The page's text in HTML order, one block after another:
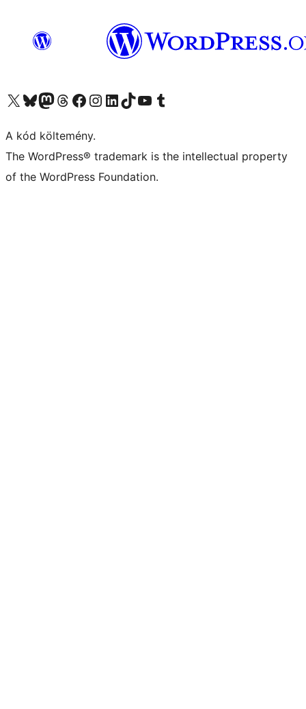
Visit our X (formerly Twitter) account
Visit our Bluesky account
Twitter csatornánk
Visit our Threads account
Facebook oldalunk megtekintése
Visit our Instagram account
Visit our LinkedIn account
Visit our TikTok account
Visit our YouTube channel
Visit our Tumblr account
A kód költemény.
The WordPress® trademark is the intellectual property
of the WordPress Foundation.